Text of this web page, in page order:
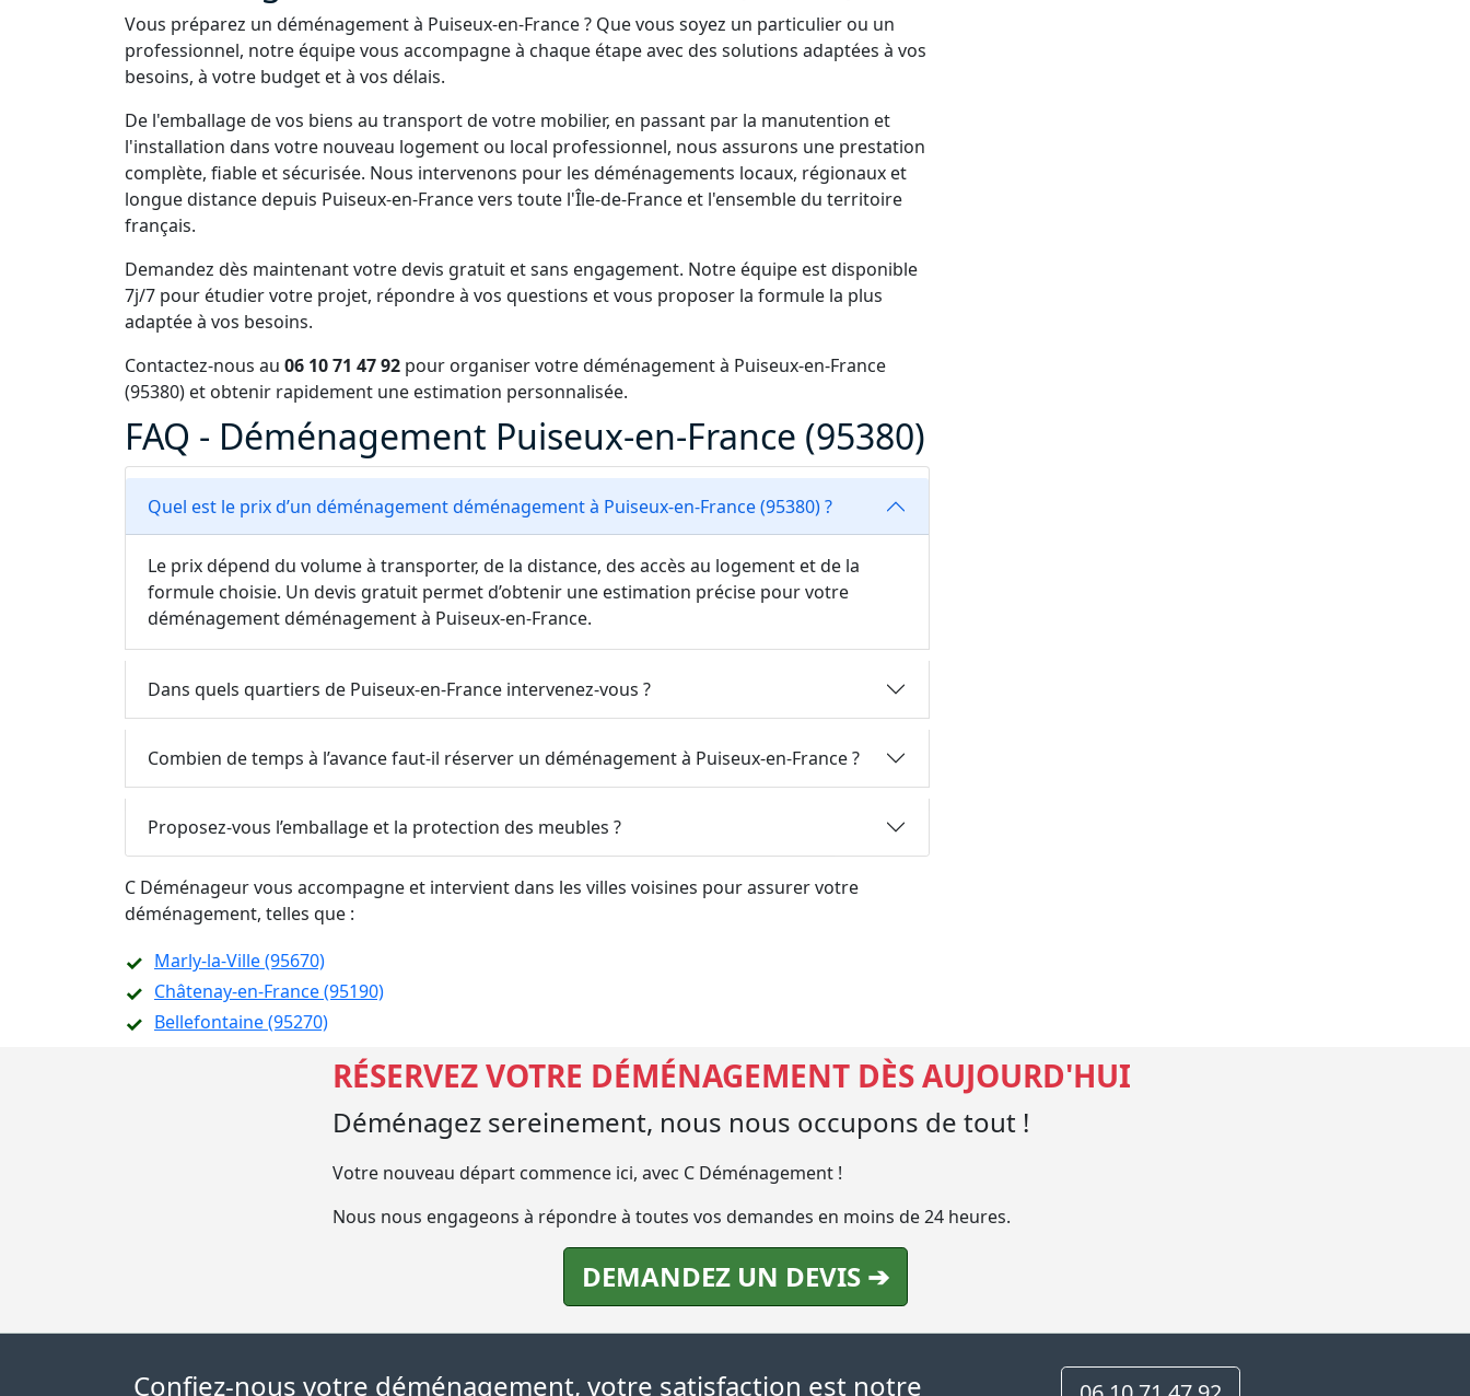
Vous préparez un déménagement à Puiseux-en-France ? Que vous soyez un particulier ou un
professionnel, notre équipe vous accompagne à chaque étape avec des solutions adaptées à vos
besoins, à votre budget et à vos délais.
De l'emballage de vos biens au transport de votre mobilier, en passant par la manutention et
l'installation dans votre nouveau logement ou local professionnel, nous assurons une prestation
complète, fiable et sécurisée. Nous intervenons pour les déménagements locaux, régionaux et
longue distance depuis Puiseux-en-France vers toute l'Île-de-France et l'ensemble du territoire
français.
Demandez dès maintenant votre devis gratuit et sans engagement. Notre équipe est disponible
7j/7 pour étudier votre projet, répondre à vos questions et vous proposer la formule la plus
adaptée à vos besoins.
Contactez-nous au 06 10 71 47 92 pour organiser votre déménagement à Puiseux-en-France
(95380) et obtenir rapidement une estimation personnalisée.
FAQ - Déménagement Puiseux-en-France (95380)
Quel est le prix d’un déménagement déménagement à Puiseux-en-France (95380) ?
Le prix dépend du volume à transporter, de la distance, des accès au logement et de la
formule choisie. Un devis gratuit permet d’obtenir une estimation précise pour votre
déménagement déménagement à Puiseux-en-France.
Dans quels quartiers de Puiseux-en-France intervenez-vous ?
Combien de temps à l’avance faut-il réserver un déménagement à Puiseux-en-France ?
Proposez-vous l’emballage et la protection des meubles ?
C Déménageur vous accompagne et intervient dans les villes voisines pour assurer votre
déménagement, telles que :
Marly-la-Ville (95670)
Châtenay-en-France (95190)
Bellefontaine (95270)
RÉSERVEZ VOTRE DÉMÉNAGEMENT DÈS AUJOURD'HUI
Déménagez sereinement, nous nous occupons de tout !
Votre nouveau départ commence ici, avec C Déménagement !
Nous nous engageons à répondre à toutes vos demandes en moins de 24 heures.
DEMANDEZ UN DEVIS ➔
Confiez-nous votre déménagement, votre satisfaction est notre